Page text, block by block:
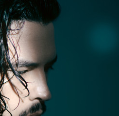
Salzburg, Großes
Wolfgang Amadeus Mozart: